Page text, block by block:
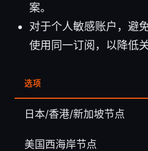
案。
对于个人敏感账户，避
使用同一订阅，以降低
选项
日本/香港/新加坡节点
美国西海岸节点